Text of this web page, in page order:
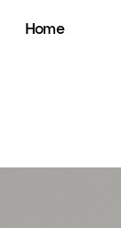
Home